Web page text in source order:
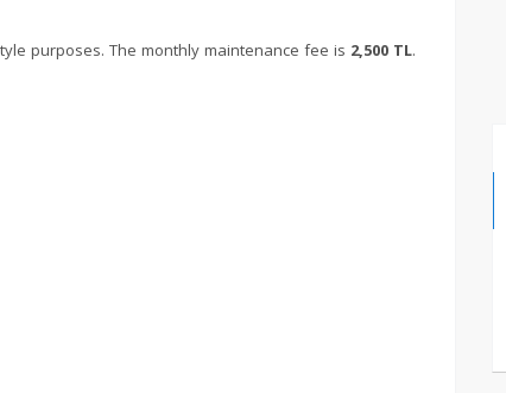
purposes. The monthly maintenance fee is 2,500 TL.